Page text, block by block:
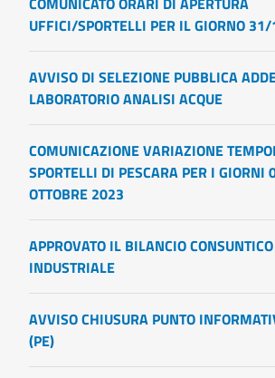
UFFICI/SPORTELLI PER IL GIORNO
AVVISO DI SELEZIONE PUBBLICA
LABORATORIO ANALISI ACQUE
COMUNICAZIONE VARIAZIONE
SPORTELLI DI PESCARA PER I
OTTOBRE 2023
APPROVATO IL BILANCIO
INDUSTRIALE
AVVISO CHIUSURA PUNTO
(PE)